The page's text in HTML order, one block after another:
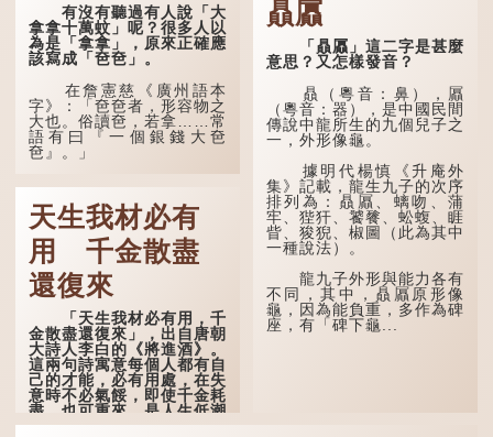
所著的《金瓶梅詞話》第九
十八回。原意是指人未親眼
見到親人棺木，便不會真正
感到悲傷；後來引申為比喻
敗，便不肯罷休。
許多人對這上半句耳熟
能詳，但它其實還有下半句
——「不到黃河心不死」...
有沒有聽過有人說「大
拿拿十萬蚊」呢？很多人以
為是「拿拿」，原來正確應
該寫成「夿夿」。
在詹憲慈《廣州語本
字》：「夿夿者，形容物之
大也。俗讀夿，若拿……常
語有曰『一個銀錢大夿
夿』。」
數量之大了。「大夿夿十萬
蚊」，就是說十萬元是一筆
大數目了。
不過，「夿」字本音讀
作「巴（bā）」，因此
「大夿夿」理應讀成「大巴
巴」。問題是，若依足本
音，...
天生我材必有
用 千金散盡
還復來
「天生我材必有用，千
金散盡還復來」，出自唐朝
大詩人李白的《將進酒》。
這兩句詩寓意每個人都有自
己的才能，必有用處，在失
意時不必氣餒，即使千金耗
盡，也可重來，是人生低潮
時激勵向上的名句。
贔屭
「贔屭」這二字是甚麼
意思？又怎樣發音？
贔（粵音：鼻），屭
（粵音：器），是中國民間
傳說中龍所生的九個兒子之
一，外形像龜。
據明代楊慎《升庵外
集》記載，龍生九子的次序
排列為：贔屭、螭吻、蒲
牢、狴犴、饕餮、蚣蝮、睚
眥、狻猊、椒圖（此為其中
一種說法）。
龍九子外形與能力各有
不同，其中，贔屭原形像
龜，因為能負重，多作為碑
座，有「碑下龜...